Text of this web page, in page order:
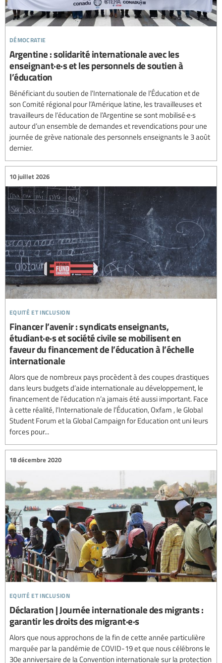
démocratie
Argentine : solidarité internationale avec les
enseignant·e·s et les personnels de soutien à
l’éducation
Bénéficiant du soutien de l’Internationale de l’Éducation et de
son Comité régional pour l’Amérique latine, les travailleuses et
travailleurs de l’éducation de l’Argentine se sont mobilisé·e·s
autour d’un ensemble de demandes et revendications pour une
journée de grève nationale des personnels enseignants le 3 août
dernier.
equité et inclusion
10 juillet 2026
Financer l’avenir : syndicats enseignants,
étudiant·e·s et société civile se mobilisent en
faveur du financement de l’éducation à l’échelle
internationale
Alors que de nombreux pays procèdent à des coupes drastiques
dans leurs budgets d’aide internationale au développement, le
financement de l’éducation n’a jamais été aussi important. Face
à cette réalité, l’Internationale de l’Éducation, Oxfam , le Global
Student Forum et la Global Campaign for Education ont uni leurs
forces pour...
equité et inclusion
18 décembre 2020
Déclaration | Journée internationale des migrants :
garantir les droits des migrant·e·s
Alors que nous approchons de la fin de cette année particulière
marquée par la pandémie de COVID-19 et que nous célébrons le
30e anniversaire de la Convention internationale sur la protection